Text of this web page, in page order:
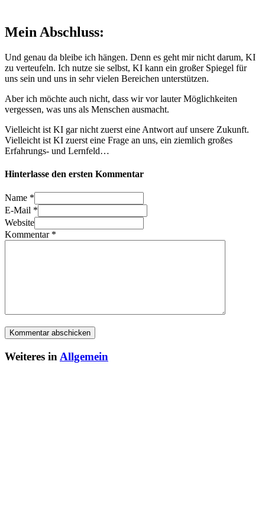
Mein Abschluss:
Und genau da bleibe ich hängen. Denn es geht mir nicht darum, KI
zu verteufeln. Ich nutze sie selbst, KI kann ein großer Spiegel für
uns sein und uns in sehr vielen Bereichen unterstützen.
Aber ich möchte auch nicht, dass wir vor lauter Möglichkeiten
vergessen, was uns als Menschen ausmacht.
Vielleicht ist KI gar nicht zuerst eine Antwort auf unsere Zukunft.
Vielleicht ist KI zuerst eine Frage an uns, ein ziemlich großes
Erfahrungs- und Lernfeld…
Hinterlasse den ersten Kommentar
Name *
E-Mail *
Website
Kommentar *
Weiteres in Allgemein